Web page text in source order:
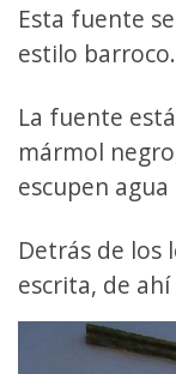
Esta fuente
estilo barroco.
La fuente
mármol
escupen
Detrás de los
escrita, de